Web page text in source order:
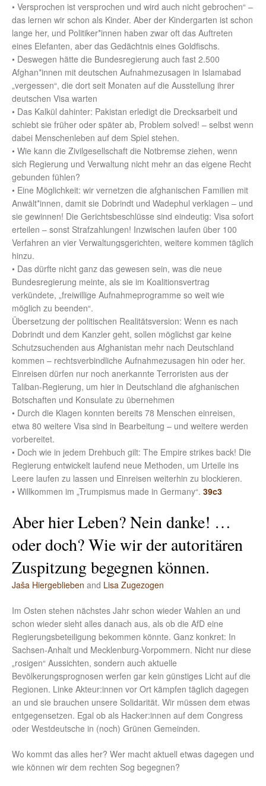
• Versprochen ist versprochen und wird auch nicht gebrochen“ –
das lernen wir schon als Kinder. Aber der Kindergarten ist schon
lange her, und Politiker*innen haben zwar oft das Auftreten
eines Elefanten, aber das Gedächtnis eines Goldfischs.
• Deswegen hätte die Bundesregierung auch fast 2.500
Afghan*innen mit deutschen Aufnahmezusagen in Islamabad
„vergessen“, die dort seit Monaten auf die Ausstellung ihrer
deutschen Visa warten
• Das Kalkül dahinter: Pakistan erledigt die Drecksarbeit und
schiebt sie früher oder später ab, Problem solved! – selbst wenn
dabei Menschenleben auf dem Spiel stehen.
• Wie kann die Zivilgesellschaft die Notbremse ziehen, wenn
sich Regierung und Verwaltung nicht mehr an das eigene Recht
gebunden fühlen?
• Eine Möglichkeit: wir vernetzen die afghanischen Familien mit
Anwält*innen, damit sie Dobrindt und Wadephul verklagen – und
sie gewinnen! Die Gerichtsbeschlüsse sind eindeutig: Visa sofort
erteilen – sonst Strafzahlungen! Inzwischen laufen über 100
Verfahren an vier Verwaltungsgerichten, weitere kommen täglich
hinzu.
• Das dürfte nicht ganz das gewesen sein, was die neue
Bundesregierung meinte, als sie im Koalitionsvertrag
verkündete, „freiwillige Aufnahmeprogramme so weit wie
möglich zu beenden“.
Übersetzung der politischen Realitätsversion: Wenn es nach
Dobrindt und dem Kanzler geht, sollen möglichst gar keine
Schutzsuchenden aus Afghanistan mehr nach Deutschland
kommen – rechtsverbindliche Aufnahmezusagen hin oder her.
Einreisen dürfen nur noch anerkannte Terroristen aus der
Taliban-Regierung, um hier in Deutschland die afghanischen
Botschaften und Konsulate zu übernehmen
• Durch die Klagen konnten bereits 78 Menschen einreisen,
etwa 80 weitere Visa sind in Bearbeitung – und weitere werden
vorbereitet.
• Doch wie in jedem Drehbuch gilt: The Empire strikes back! Die
Regierung entwickelt laufend neue Methoden, um Urteile ins
Leere laufen zu lassen und Einreisen weiterhin zu blockieren.
• Willkommen im „Trumpismus made in Germany“. 39c3
Aber hier Leben? Nein danke! …
oder doch? Wie wir der autoritären
Zuspitzung begegnen können.
Jaša Hiergeblieben and Lisa Zugezogen
Im Osten stehen nächstes Jahr schon wieder Wahlen an und
schon wieder sieht alles danach aus, als ob die AfD eine
Regierungsbeteiligung bekommen könnte. Ganz konkret: In
Sachsen-Anhalt und Mecklenburg-Vorpommern. Nicht nur diese
„rosigen“ Aussichten, sondern auch aktuelle
Bevölkerungsprognosen werfen gar kein günstiges Licht auf die
Regionen. Linke Akteur:innen vor Ort kämpfen täglich dagegen
an und sie brauchen unsere Solidarität. Wir müssen dem etwas
entgegensetzen. Egal ob als Hacker:innen auf dem Congress
oder Westdeutsche in (noch) Grünen Gemeinden.
Wo kommt das alles her? Wer macht aktuell etwas dagegen und
wie können wir dem rechten Sog begegnen?